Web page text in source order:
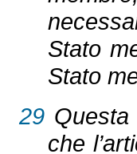
Stato
Stato
29
che